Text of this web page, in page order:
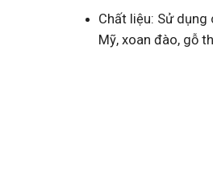
Chất liệu: Sử
Mỹ, xoan đào, gỗ